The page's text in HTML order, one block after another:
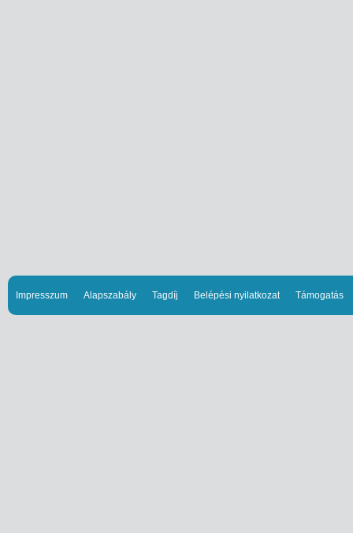
Impresszum Alapszabály Tagdíj Belépési nyilatkozat Támogatás